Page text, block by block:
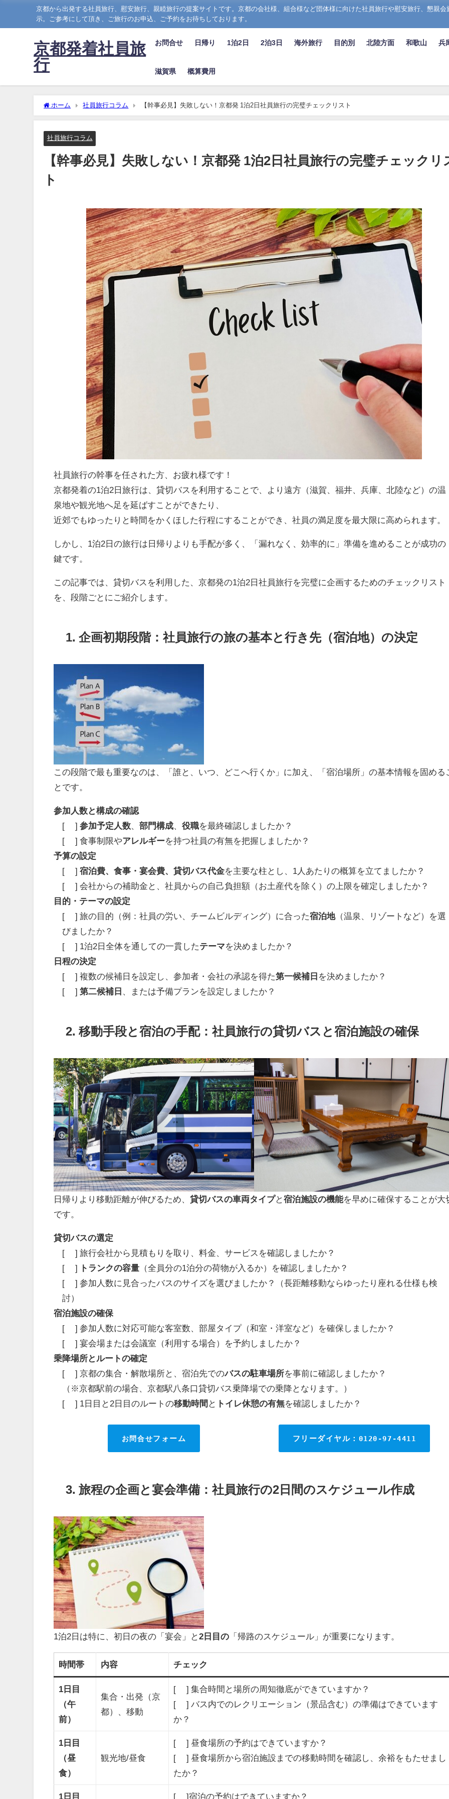
京都から出発する社員旅行、慰安旅行、親睦旅行の提案サイトです。京都の会社様、組合様など団体様に向けた社員旅行や慰安旅行、懇親
示。ご参考にして頂き、ご旅行のお申込、ご予約をお待ちしております。
京都発着社員旅
行
お問合せ 日帰り 1泊2日 2泊3日 海外旅行 目的別 北陸方面 和歌山 兵
滋賀県 概算費用
ホーム 社員旅行コラム 【幹事必見】失敗しない！京都発 1泊2日社員旅行の完璧チェックリスト
社員旅行コラム
【幹事必見】失敗しない！京都発 1泊2日社員旅行の完璧チェックリ
ト
社員旅行の幹事を任された方、お疲れ様です！
京都発着の1泊2日旅行は、貸切バスを利用することで、より遠方（滋賀、福井、兵庫、北陸など）の温
泉地や観光地へ足を延ばすことができたり、
近郊でもゆったりと時間をかくほした行程にすることができ、社員の満足度を最大限に高められます。
しかし、1泊2日の旅行は日帰りよりも手配が多く、「漏れなく、効率的に」準備を進めることが成功の
鍵です。
この記事では、貸切バスを利用した、京都発の1泊2日社員旅行を完璧に企画するためのチェックリスト
を、段階ごとにご紹介します。
1. 企画初期段階：社員旅行の旅の基本と行き先（宿泊地）の決定
この段階で最も重要なのは、「誰と、いつ、どこへ行くか」に加え、「宿泊場所」の基本情報を固める
とです。
参加人数と構成の確認
[ ]参加予定人数 、部門構成 、役職を最終確認しましたか？
[ ] 食事制限やアレルギーを持つ社員の有無を把握しましたか？
予算の設定
[ ]宿泊費、食事・宴会費、貸切バス代金を主要な柱とし、1人あたりの概算を立てましたか？
[ ] 会社からの補助金と、社員からの自己負担額（お土産代を除く）の上限を確定しましたか？
目的・テーマの設定
[ ] 旅の目的（例：社員の労い、チームビルディング）に合った宿泊地（温泉、リゾートなど）を選
びましたか？
[ ] 1泊2日全体を通しての一貫したテーマを決めましたか？
日程の決定
[ ] 複数の候補日を設定し、参加者・会社の承認を得た第一候補日 を決めましたか？
[ ]第二候補日 、または予備プランを設定しましたか？
2. 移動手段と宿泊の手配：社員旅行の貸切バスと宿泊施設の確保
日帰りより移動距離が伸びるため、貸切バスの車両タイプと宿泊施設の機能を早めに確保することが大
です。
貸切バスの選定
[ ] 旅行会社から見積もりを取り、料金、サービスを確認しましたか？
[ ]
トランクの容量 （全員分の1泊分の荷物が入るか）を確認しましたか？
[ ] 参加人数に見合ったバスのサイズを選びましたか？（長距離移動ならゆったり座れる仕様も検
討）
宿泊施設の確保
[ ] 参加人数に対応可能な客室数、部屋タイプ（和室・洋室など）を確保しましたか？
[ ] 宴会場または会議室（利用する場合）を予約しましたか？
乗降場所とルートの確定
[ ] 京都の集合・解散場所と、宿泊先でのバスの駐車場所を事前に確認しましたか？
（※京都駅前の場合、京都駅八条口貸切バス乗降場での乗降となります。）
[ ] 1日目と2日目のルートの移動時間 と トイレ休憩の有無を確認しましたか？
お問合せフォーム フリーダイヤル： 0120-97-4411
3. 旅程の企画と宴会準備：社員旅行の2日間のスケジュール作成
1泊2日は特に、初日の夜の「宴会」と2日目の 「帰路のスケジュール」が重要になります。
時間帯 内容 チェック
1日目
（午
前）
集合・出発（京
都）、移動
[ ] 集合時間と場所の周知徹底ができていますか？
[ ] バス内でのレクリエーション（景品含む）の準備はできています
か？
1日目
（昼
食）
観光地/昼食
[ ] 昼食場所の予約はできていますか？
[ ] 昼食場所から宿泊施設までの移動時間を確認し、余裕をもたせまし
たか？
1日目 [ ]宿泊の予約はできていますか？